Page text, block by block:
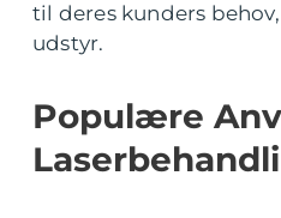
til deres kunders
udstyr.
Populære